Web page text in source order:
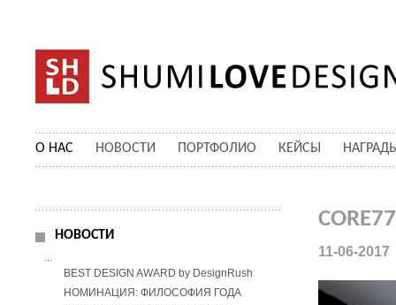
О НАС НОВОСТИ ПОРТФОЛИО КЕЙСЫ
НОВОСТИ
...
BEST DESIGN AWARD by DesignRush
НОМИНАЦИЯ: ФИЛОСОФИЯ ГОДА
11-06-2017